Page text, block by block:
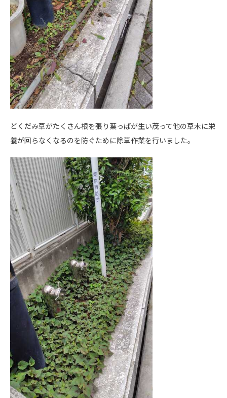
どくだみ草がたくさん根を張り葉っぱが生い茂って他の草木に栄
養が回らなくなるのを防ぐために除草作業を行いました。